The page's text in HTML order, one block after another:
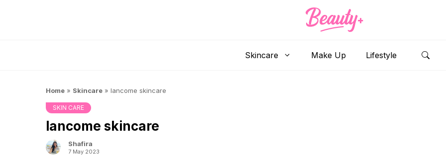
Skincare Make Up Lifestyle
Home » Skincare » lancome skincare
SKIN CARE
lancome skincare
Shafira
7 May 2023